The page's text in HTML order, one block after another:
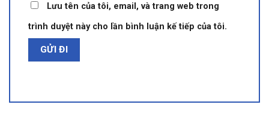
Lưu tên của tôi, email, và trang web trong
trình duyệt này cho lần bình luận kế tiếp của tôi.